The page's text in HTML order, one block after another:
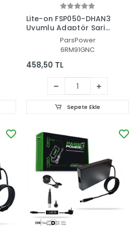
Lite-on FSP050-DHAN3
Uyumlu Adaptör Şarj
Aleti-Cihazı (Pars
ParsPower
6RM91GNC
458,50 TL
Sepete Ekle